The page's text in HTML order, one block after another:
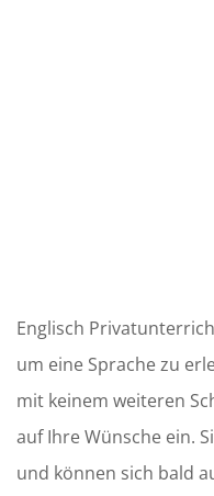
Englisch
um eine Sprache zu
mit keinem weiteren
auf Ihre Wünsche ein.
und können sich bald